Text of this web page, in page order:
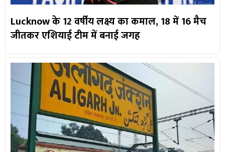
Lucknow के 12 वर्षीय लक्ष्य का कमाल, 18 में 16 मैच
जीतकर एशियाई टीम में बनाई जगह